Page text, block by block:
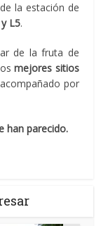
la estación de
L5.
de la fruta de
mejores sitios
acompañado por
han parecido.